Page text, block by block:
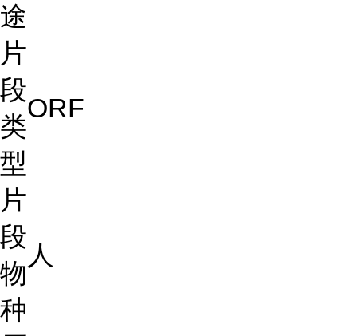
途
片
段
类
型
ORF
片
段
物
种
人